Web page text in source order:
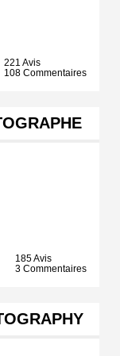
221 Avis
108 Commentaires
185 Avis
3 Commentaires